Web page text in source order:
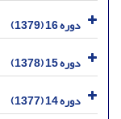
دوره 16 (1379)
دوره 15 (1378)
دوره 14 (1377)